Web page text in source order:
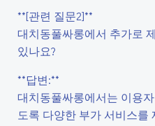
**[관련 질문2]**
대치동풀싸롱에서 추가로
있나요?
**답변:**
대치동풀싸롱에서는 이용
도록 다양한 부가 서비스를